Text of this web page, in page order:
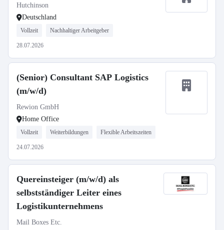
Hutchinson
Deutschland
Vollzeit Nachhaltiger Arbeitgeber
28.07.2026
(Senior) Consultant SAP Logistics
(m/w/d)
Rewion GmbH
Home Office
Vollzeit Weiterbildungen Flexible Arbeitszeiten
24.07.2026
Quereinsteiger (m/w/d) als
selbstständiger Leiter eines
Logistikunternehmens
Mail Boxes Etc.